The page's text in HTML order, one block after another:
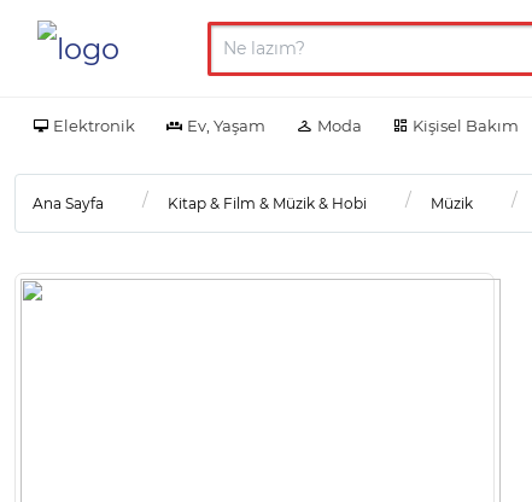
Elektronik Ev, Yaşam Moda Kişisel Bakım
Ana Sayfa Kitap & Film & Müzik & Hobi Müzik